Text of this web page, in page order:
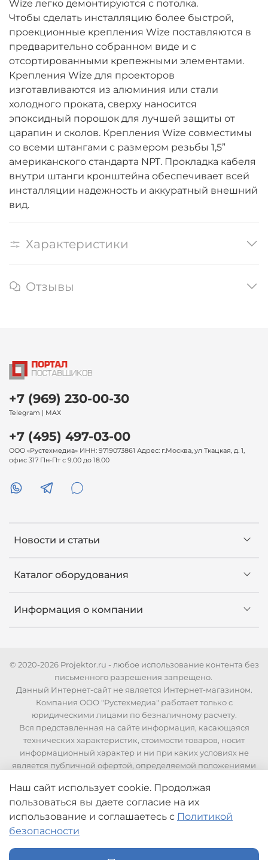
Wize легко демонтируются с потолка.
Чтобы сделать инсталляцию более быстрой,
проекционные крепления Wize поставляются в
предварительно собранном виде и с
отсортированными крепежными элементами.
Крепления Wize для проекторов
изготавливаются из алюминия или стали
холодного проката, сверху наносится
эпоксидный порошок для лучшей защиты от
царапин и сколов. Крепления Wize совместимы
со всеми штангами c размером резьбы 1,5”
американского стандарта NPT. Прокладка кабеля
внутри штанги кронштейна обеспечивает всей
инсталляции надежность и аккуратный внешний
вид.
Характеристики
Отзывы
Новости и статьи
Каталог оборудования
Информация о компании
+7 (969) 230-00-30
Telegram | MAX
+7 (495) 497-03-00
ООО «Рустехмедиа» ИНН: 9719073861 Адрес: г.Москва, ул Ткацкая, д. 1,
офис 317 Пн-Пт с 9.00 до 18.00
© 2020-2026 Projektor.ru - любое использование контента без
письменного разрешения запрещено.
Данный Интернет-сайт не является Интернет-магазином.
Компания ООО "Рустехмедиа" работает только с
юридическими лицами по безналичному расчету.
Вся представленная на сайте информация, касающаяся
технических характеристик, стоимости товаров, носит
информационный характер и ни при каких условиях не
является публичной офертой, определяемой положениями
стоимости и технических характеристик необходимо
связаться с нашими менеджерами по телефонам указанным
на сайте.
Наш сайт использует cookie. Продолжая
пользоваться вы даете согласие на их
использование и соглашаетесь с Политикой
безопасности